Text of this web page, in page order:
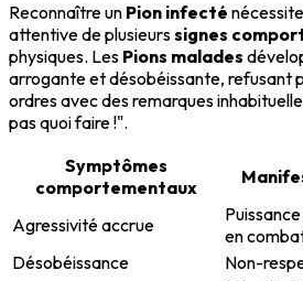
Reconnaître un Pion infecté
attentive de plusieurssignes
physiques. Les Pions malades
arrogante et désobéissante, refusant
ordres avec des remarques
pas quoi faire !".
Symptômes
comportementaux
Agressivité accrue
en
Désobéissance
Non-